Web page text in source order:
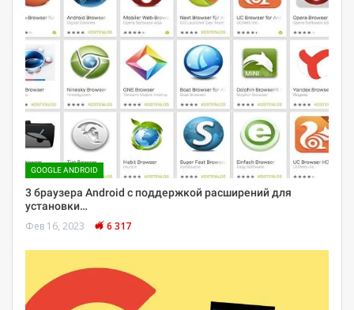
GOOGLE ANDROID
3 браузера Android с поддержкой расширений для
установки…
Фев 16, 2023 6 317